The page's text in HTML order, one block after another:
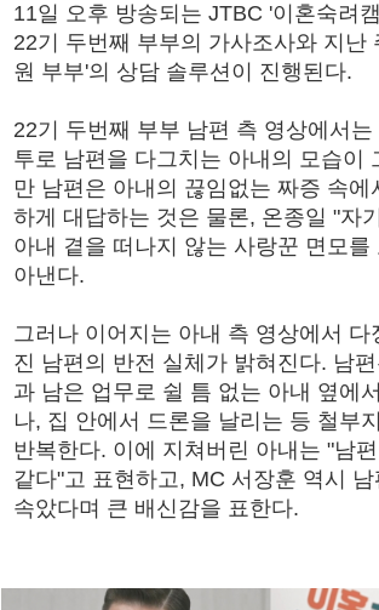
11일 오후 방송되는 JTBC '이혼숙려
22기 두번째 부부의 가사조사와 지난
원 부부'의 상담 솔루션이 진행된다.
22기 두번째 부부 남편 측 영상에서
투로 남편을 다그치는 아내의 모습이
만 남편은 아내의 끊임없는 짜증 속에
하게 대답하는 것은 물론, 온종일 "자
아내 곁을 떠나지 않는 사랑꾼 면모를
아낸다.
그러나 이어지는 아내 측 영상에서 다
진 남편의 반전 실체가 밝혀진다. 남
과 남은 업무로 쉴 틈 없는 아내 옆에
나, 집 안에서 드론을 날리는 등 철부
반복한다. 이에 지쳐버린 아내는 "남
같다"고 표현하고, MC 서장훈 역시 남
속았다며 큰 배신감을 표한다.